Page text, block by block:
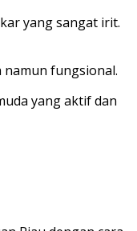
yang sangat irit.
namun fungsional.
yang aktif dan